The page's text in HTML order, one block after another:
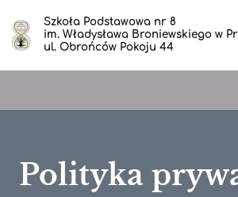
Szkoła Podstawowa nr 8
im. Władysława Broniewskiego w
ul. Obrońców Pokoju 44
Polityka